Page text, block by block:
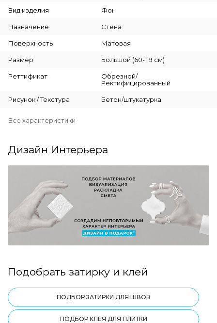
Вид изделия Фон
Назначение Стена
Поверхность Матовая
Размер Большой (60-119 см)
Реттификат
Обрезной/
Ректифицированный
Рисунок / Текстура Бетон/штукатурка
Все характеристики
Дизайн Интерьера
Подобрать затирку и клей
ПОДБОР ЗАТИРКИ ДЛЯ ШВОВ
ПОДБОР КЛЕЯ ДЛЯ ПЛИТКИ